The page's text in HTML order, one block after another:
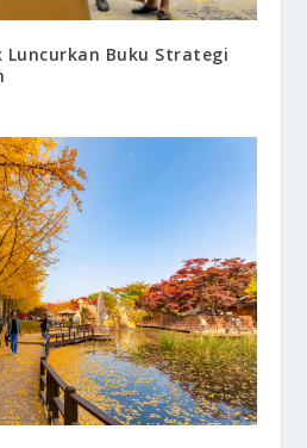
Luncurkan Buku Strategi